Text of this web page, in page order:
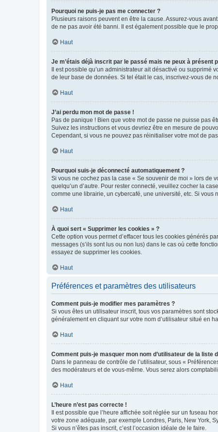
Pourquoi ne puis-je pas me connecter ?
Plusieurs raisons peuvent en être la cause. Assurez-vous
de ne pas avoir été banni. Il est également possible que le
Haut
Je m’étais déjà inscrit par le passé mais ne peux à présent
Il est possible qu’un administrateur ait désactivé ou
de leur base de données. Si tel était le cas, inscrivez-vous de
Haut
J’ai perdu mon mot de passe !
Pas de panique ! Bien que votre mot de passe ne puisse pas
Suivez les instructions et vous devriez être en mesure de
Cependant, si vous ne pouvez pas réinitialiser votre mot de
Haut
Pourquoi suis-je déconnecté automatiquement ?
Si vous ne cochez pas la case « Se souvenir de moi » lors de
quelqu’un d’autre. Pour rester connecté, veuillez cocher la
comme une librairie, un cybercafé, une université, etc. Si vous
Haut
À quoi sert « Supprimer les cookies » ?
Cette option vous permet d’effacer tous les cookies générés
messages (s’ils sont lus ou non lus) dans le cas où cette
essayez de supprimer les cookies.
Haut
Préférences et paramètres des utilisateurs
Comment puis-je modifier mes paramètres ?
Si vous êtes un utilisateur inscrit, tous vos paramètres sont
généralement en cliquant sur votre nom d’utilisateur situé en
Haut
Comment puis-je masquer mon nom d’utilisateur de la liste
Dans le panneau de contrôle de l’utilisateur, sous «
des modérateurs et de vous-même. Vous serez alors
Haut
L’heure n’est pas correcte !
Il est possible que l’heure affichée soit réglée sur un fuseau
votre zone adéquate, par exemple Londres, Paris, New York,
Si vous n’êtes pas inscrit, c’est l’occasion idéale de le faire.